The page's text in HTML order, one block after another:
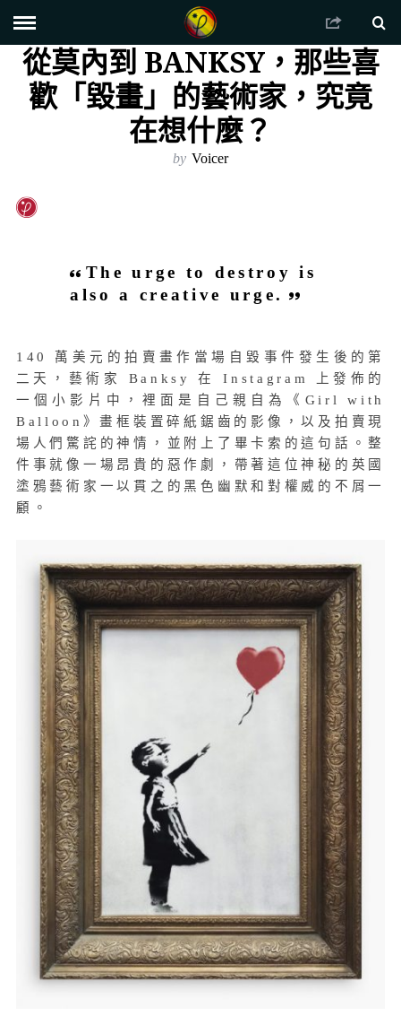
從莫內到 BANKSY，那些喜
歡「毀畫」的藝術家，究竟
在想什麼？
by Voicer
The urge to destroy is
also a creative urge.
140 萬美元的拍賣畫作當場自毀事件發生後的第
二天，藝術家 Banksy 在 Instagram 上發佈的
一個小影片中，裡面是自己親自為《Girl with
Balloon》畫框裝置碎紙鋸齒的影像，以及拍賣現
場人們驚詫的神情，並附上了畢卡索的這句話。整
件事就像一場昂貴的惡作劇，帶著這位神秘的英國
塗鴉藝術家一以貫之的黑色幽默和對權威的不屑一
顧。